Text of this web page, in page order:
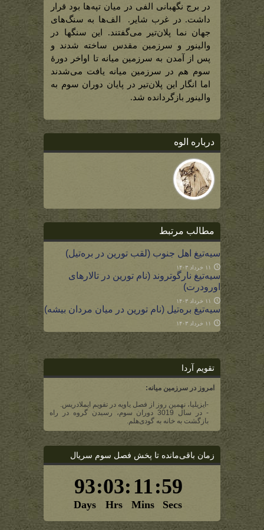
برج)
در برج نگهبانی الفی در میان تپه‌ها بود قرار
داشت. در غرب شایر. الف‌ها به سنگ‌های
جهان نما پلان‌تیر می‌گفتند. این سنگها در
والینور و سرزمین مقدس ساخته شدند و
پس از آمدن به سرزمین میانه تا اواخر دورۀ
سوم هم در سرزمین میانه یافت می‌شدند
اما انگار این پلان‌تیر در پایان دوران سوم به
والینور بازگردانده شد.
درباره الوه
مطالب مرتبط
سیه‌تیغ اهل جنوب (لقب تورین در بره‌تیل)
۱۱ خرداد ۱۴۰۳
سیه‌تیغ نارگوتروند (نام تورین در تالارهای
اورودرت)
۱۱ خرداد ۱۴۰۳
سیه‌تیغ بره‌تیل (نام تورین در میان مردان بیشه)
۱۱ خرداد ۱۴۰۳
تقویم آردا
امروز در سرزمین میانه:
-ایزیلیا، نهمین روز از فصل یاویه در تقویم ایملادریس.
- در سال 3019 دوران سوم، رسیدن گروه در راه
بازگشت به خانه به گودی‌هلم.
زمان باقی‌مانده تا پخش فصل سوم سریال